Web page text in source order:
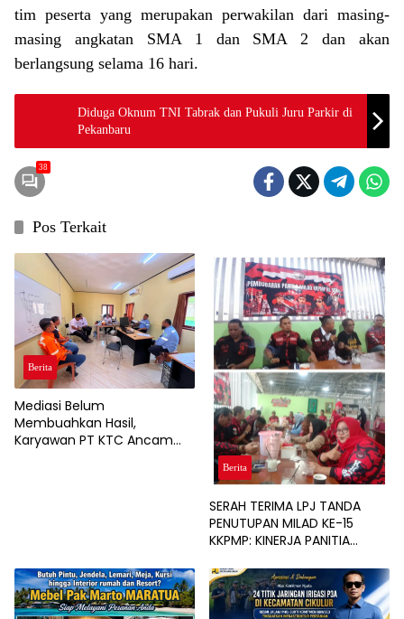
tim peserta yang merupakan perwakilan dari masing-
masing angkatan SMA 1 dan SMA 2 dan akan
berlangsung selama 16 hari.
Diduga Oknum TNI Tabrak dan Pukuli Juru Parkir di
Pekanbaru
38
Pos Terkait
Berita
Mediasi Belum
Membuahkan Hasil,
Karyawan PT KTC Ancam
Berita
SERAH TERIMA LPJ TANDA
PENUTUPAN MILAD KE-15
KKPMP: KINERJA PANITIA
BERSIH DARI MASALAH
KEUANGAN